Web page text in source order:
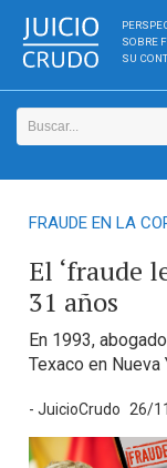
SOBRE
SU
FRAUDE EN LA
El ‘fraude
31 años
En 1993,
Texaco en Nueva
- JuicioCrudo 26/